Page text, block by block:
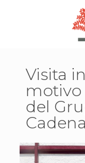
Visita
motivo
del